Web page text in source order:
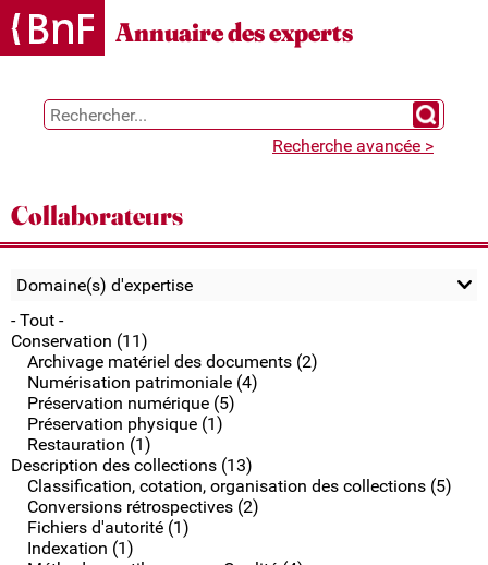
Gestion des cookies
Annuaire des experts
Chercher
Recherche avancée >
Collaborateurs
Domaine(s) d'expertise
- Tout -
Conservation (11)
Archivage matériel des documents (2)
Numérisation patrimoniale (4)
Préservation numérique (5)
Préservation physique (1)
Restauration (1)
Description des collections (13)
Classification, cotation, organisation des collections (5)
Conversions rétrospectives (2)
Fichiers d'autorité (1)
Indexation (1)